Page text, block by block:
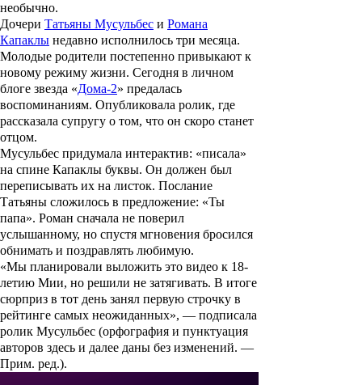
необычно.
Дочери Татьяны Мусульбес и Романа
Капаклы недавно исполнилось три месяца.
Молодые родители постепенно привыкают к
новому режиму жизни. Сегодня в личном
блоге звезда «Дома-2» предалась
воспоминаниям. Опубликовала ролик, где
рассказала супругу о том, что он скоро станет
отцом.
Мусульбес придумала интерактив: «писала»
на спине Капаклы буквы. Он должен был
переписывать их на листок. Послание
Татьяны сложилось в предложение: «Ты
папа». Роман сначала не поверил
услышанному, но спустя мгновения бросился
обнимать и поздравлять любимую.
«Мы планировали выложить это видео к 18-
летию Мии, но решили не затягивать. В итоге
сюрприз в тот день занял первую строчку в
рейтинге самых неожиданных», — подписала
ролик Мусульбес (орфография и пунктуация
авторов здесь и далее даны без изменений. —
Прим. ред.).